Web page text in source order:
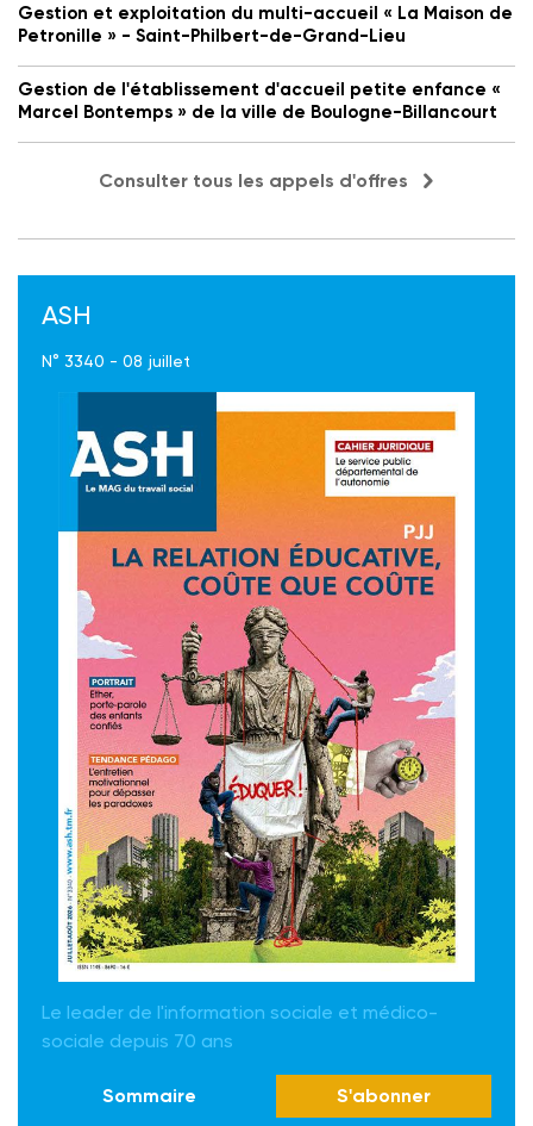
Gestion et exploitation du multi-accueil « La Maison de
Petronille » - Saint-Philbert-de-Grand-Lieu
Gestion de l'établissement d'accueil petite enfance «
Marcel Bontemps » de la ville de Boulogne-Billancourt
Consulter tous les appels d'offres
ASH
N° 3340 - 08 juillet
Le leader de l'information sociale et médico-
sociale depuis 70 ans
Sommaire S'abonner